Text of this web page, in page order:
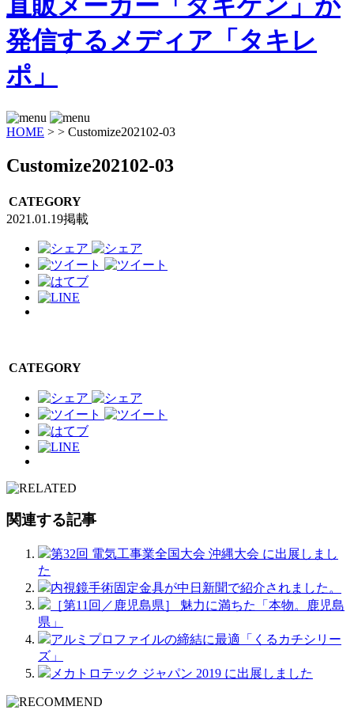
HOME > > Customize202102-03
Customize202102-03
CATEGORY
2021.01.19掲載
CATEGORY
関連する記事
第32回 電気工事業全国大会 沖縄大会 に出展しまし
た
内視鏡手術固定金具が中日新聞で紹介されました。
［第11回／鹿児島県］ 魅力に満ちた「本物。鹿児島
県」
アルミプロファイルの締結に最適「くるカチシリー
ズ」
メカトロテック ジャパン 2019 に出展しました